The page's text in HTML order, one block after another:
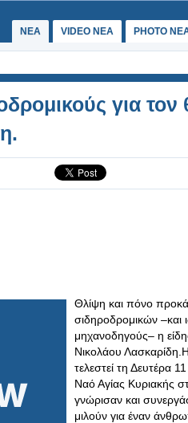
ΝΕΑ VIDEO NEA PHOTO
για τον
Θλίψη και πόνο
σιδηροδρομικών –και
μηχανοδηγούς– η
Νικολάου
τελεστεί τη Δευτέρα
Ναό Αγίας Κυριακής
γνώρισαν και
μιλούν για έναν